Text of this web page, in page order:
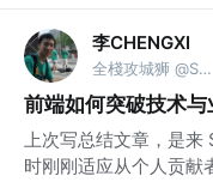
李CHENGXI
全棧攻城狮 @Shopee <- 腾讯云<-腾讯alloyteam
前端如何突破技术
上次写总结文章，是来
时刚刚适应从个人贡献